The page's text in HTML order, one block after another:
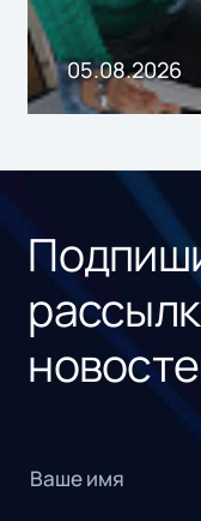
05.08.2026